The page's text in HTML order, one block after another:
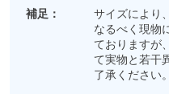
補足：
サイズにより
なるべく現物
ておりますが
て実物と若干
了承ください。